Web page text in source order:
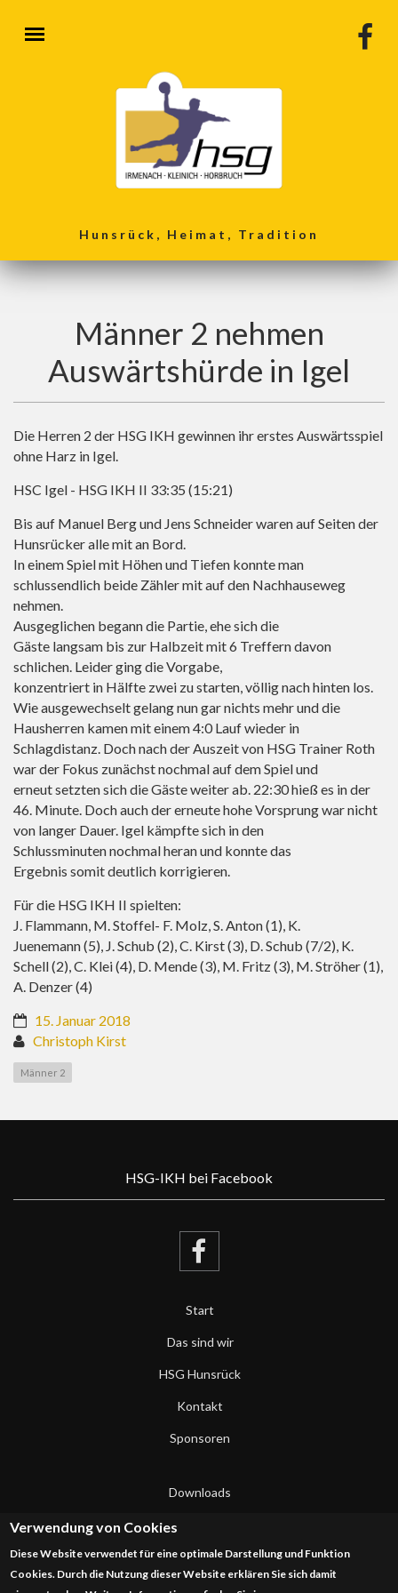
Hunsrück, Heimat, Tradition
Männer 2 nehmen
Auswärtshürde in Igel
Die Herren 2 der HSG IKH gewinnen ihr erstes Auswärtsspiel
ohne Harz in Igel.
HSC Igel - HSG IKH II 33:35 (15:21)
Bis auf Manuel Berg und Jens Schneider waren auf Seiten der
Hunsrücker alle mit an Bord.
In einem Spiel mit Höhen und Tiefen konnte man
schlussendlich beide Zähler mit auf den Nachhauseweg
nehmen.
Ausgeglichen begann die Partie, ehe sich die
Gäste langsam bis zur Halbzeit mit 6 Treffern davon
schlichen. Leider ging die Vorgabe,
konzentriert in Hälfte zwei zu starten, völlig nach hinten los.
Wie ausgewechselt gelang nun gar nichts mehr und die
Hausherren kamen mit einem 4:0 Lauf wieder in
Schlagdistanz. Doch nach der Auszeit von HSG Trainer Roth
war der Fokus zunächst nochmal auf dem Spiel und
erneut setzten sich die Gäste weiter ab. 22:30 hieß es in der
46. Minute. Doch auch der erneute hohe Vorsprung war nicht
von langer Dauer. Igel kämpfte sich in den
Schlussminuten nochmal heran und konnte das
Ergebnis somit deutlich korrigieren.
Für die HSG IKH II spielten:
J. Flammann, M. Stoffel- F. Molz, S. Anton (1), K.
Juenemann (5), J. Schub (2), C. Kirst (3), D. Schub (7/2), K.
Schell (2), C. Klei (4), D. Mende (3), M. Fritz (3), M. Ströher (1),
A. Denzer (4)
15. Januar 2018
Christoph Kirst
Männer 2
HSG-IKH bei Facebook
Start
Das sind wir
HSG Hunsrück
Kontakt
Sponsoren
Downloads
Datenschutzerklärung
Impressum
Verwendung von Cookies
Diese Website verwendet für eine optimale Darstellung und Funktion
Cookies. Durch die Nutzung dieser Website erklären Sie sich damit